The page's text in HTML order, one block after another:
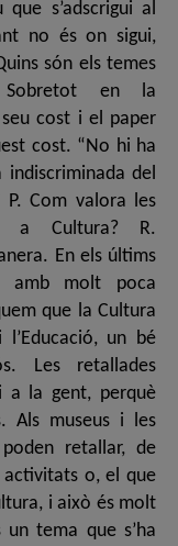
s’adscrigui al
no és on sigui,
són els temes
en la
cost i el paper
cost. “No hi ha
del
P. Com valora les
a Cultura? R.
En els últims
amb molt poca
que la Cultura
un bé
Les retallades
a la gent, perquè
Als museus i les
retallar, de
activitats o, el que
i això és molt
un tema que s’ha